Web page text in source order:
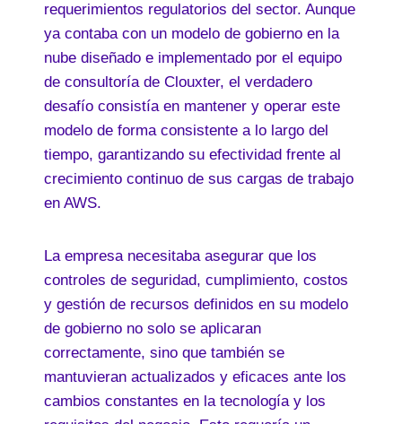
requerimientos regulatorios del sector. Aunque
ya contaba con un modelo de gobierno en la
nube diseñado e implementado por el equipo
de consultoría de Clouxter, el verdadero
desafío consistía en mantener y operar este
modelo de forma consistente a lo largo del
tiempo, garantizando su efectividad frente al
crecimiento continuo de sus cargas de trabajo
en AWS.
La empresa necesitaba asegurar que los
controles de seguridad, cumplimiento, costos
y gestión de recursos definidos en su modelo
de gobierno no solo se aplicaran
correctamente, sino que también se
mantuvieran actualizados y eficaces ante los
cambios constantes en la tecnología y los